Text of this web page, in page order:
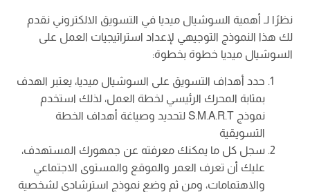
نظرًا لـ أهمية السوشيال ميديا في التسويق الالكتروني نقدم
لك هذا النموذج التوجيهي لإعداد استراتيجيات العمل على
السوشيال ميديا خطوة بخطوة:
حدد أهداف التسويق على السوشيال ميديا، يعتبر الهدف
بمثابة المحرك الرئيسي لخطة العمل، لذلك استخدم
نموذج S.M.A.R.T لتحديد وصياغة أهداف الخطة
التسويقية
سجل كل ما يمكنك معرفته عن جمهورك المستهدف،
عليك أن تعرف العمر والموقع والمستوى الاجتماعي
والاهتمامات، ومن ثم وضع نموذج استرشادي لشخصية